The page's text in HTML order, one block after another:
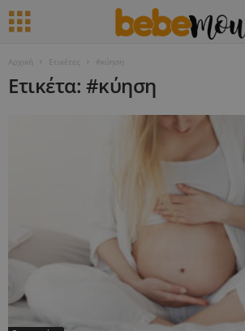
Αρχική Ετικέτες #κύηση
Ετικέτα: #κύηση